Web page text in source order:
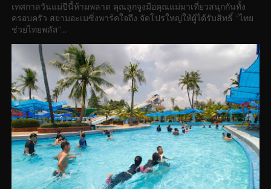
เทศกาลวันแม่ปีนี้ห้ามพลาด คุณลูกจูงมือคุณแม่มาเที่ยวสนุกกันทั้ง
ครอบครัว สยามอะเมซิ่งพาร์คใจถึง จัดโปรใหญ่ให้ผู้ได้รับสิทธิ์ “ไทย
ช่วยไทยพลัส”...